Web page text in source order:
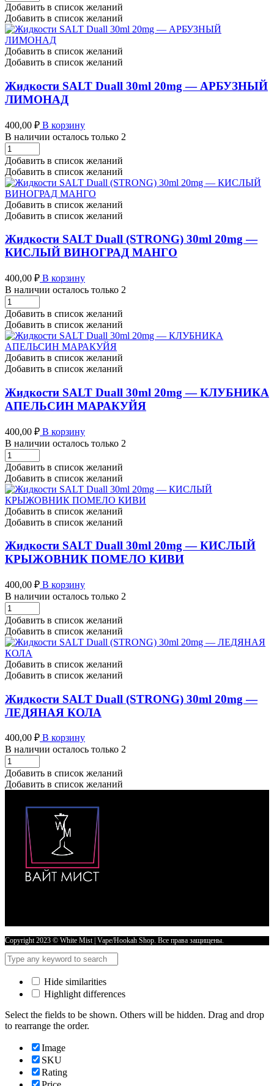
SALT
Duall
(STRONG)
30ml
20mg
-
КЛУБНИЧНЫЙ
ЙОГУРТ
количество
Добавить в список желаний
Добавить в список желаний
Добавить в список желаний
Добавить в список желаний
Жидкости SALT Duall 30ml 20mg — АРБУЗНЫЙ
ЛИМОНАД
400,00 ₽ В корзину
В наличии осталось только 2
Жидкости
SALT
Duall
30ml
20mg
-
АРБУЗНЫЙ
ЛИМОНАД
количество
Добавить в список желаний
Добавить в список желаний
Добавить в список желаний
Добавить в список желаний
Жидкости SALT Duall (STRONG) 30ml 20mg —
КИСЛЫЙ ВИНОГРАД МАНГО
400,00 ₽ В корзину
В наличии осталось только 2
Жидкости
SALT
Duall
(STRONG)
30ml
20mg
-
КИСЛЫЙ
ВИНОГРАД
МАНГО
количество
Добавить в список желаний
Добавить в список желаний
Добавить в список желаний
Добавить в список желаний
Жидкости SALT Duall 30ml 20mg — КЛУБНИКА
АПЕЛЬСИН МАРАКУЙЯ
400,00 ₽ В корзину
В наличии осталось только 2
Жидкости
SALT
Duall
30ml
20mg
-
КЛУБНИКА
АПЕЛЬСИН
МАРАКУЙЯ
количество
Добавить в список желаний
Добавить в список желаний
Добавить в список желаний
Добавить в список желаний
Жидкости SALT Duall 30ml 20mg — КИСЛЫЙ
КРЫЖОВНИК ПОМЕЛО КИВИ
400,00 ₽ В корзину
В наличии осталось только 2
Жидкости
SALT
Duall
30ml
20mg
-
КИСЛЫЙ
КРЫЖОВНИК
ПОМЕЛО
КИВИ
количество
Добавить в список желаний
Добавить в список желаний
Добавить в список желаний
Добавить в список желаний
Жидкости SALT Duall (STRONG) 30ml 20mg —
ЛЕДЯНАЯ КОЛА
400,00 ₽ В корзину
В наличии осталось только 2
Жидкости
SALT
Duall
(STRONG)
ЛЕДЯНАЯ
КОЛА
количество
Добавить в список желаний
Добавить в список желаний
Copyright 2023 © White Mist | Vape/Hookah Shop. Все права защищены.
Hide similarities
Highlight differences
Select the fields to be shown. Others will be hidden. Drag and drop
to rearrange the order.
Image
SKU
Rating